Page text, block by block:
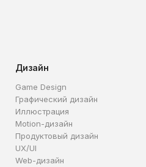
Дизайн
Game Design
Графический дизайн
Иллюстрация
Motion-дизайн
Продуктовый дизайн
UX/UI
Web-дизайн